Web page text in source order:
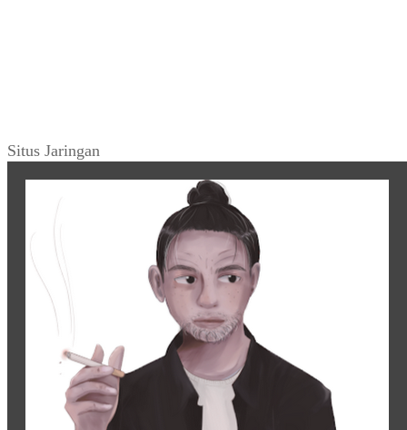
Situs Jaringan